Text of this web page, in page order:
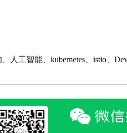
工智能、kubernetes、istio、